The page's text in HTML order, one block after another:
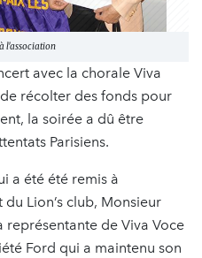
l'association
avec la chorale Viva
récolter des fonds pour
la soirée a dû être
Parisiens.
a été été remis à
Lion’s club, Monsieur
de Viva Voce
Ford qui a maintenu son